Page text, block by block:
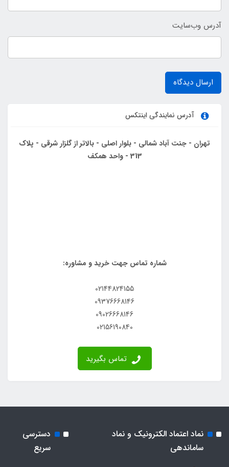
آدرس وب‌سایت
ارسال دیدگاه
آدرس نمایندگی اینتکس
تهران - جنت آباد شمالی - بلوار اصلی - بالاتر از گلزار شرقی - پلاک
313 - واحد همکف
شماره تماس جهت خرید و مشاوره:
02144824155
09376668146
09026668146
02156190840
تماس بگیرید
نماد اعتماد الکترونیک و نماد
ساماندهی
دسترسی
سریع